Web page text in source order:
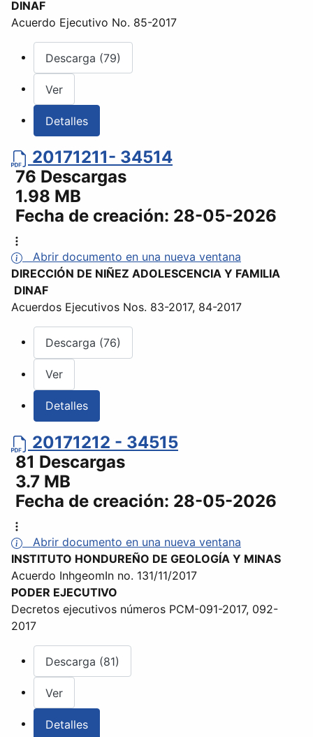
DINAF
Acuerdo Ejecutivo No. 85-2017
Descarga (79)
Ver
Detalles
20171211- 34514
76 Descargas
1.98 MB
Fecha de creación: 28-05-2026
Abrir documento en una nueva ventana
DIRECCIÓN DE NIÑEZ ADOLESCENCIA Y FAMILIA
DINAF
Acuerdos Ejecutivos Nos. 83-2017, 84-2017
Descarga (76)
Ver
Detalles
20171212 - 34515
81 Descargas
3.7 MB
Fecha de creación: 28-05-2026
Abrir documento en una nueva ventana
INSTITUTO HONDUREÑO DE GEOLOGÍA Y MINAS
Acuerdo InhgeomIn no. 131/11/2017
PODER EJECUTIVO
Decretos ejecutivos números PCM-091-2017, 092-
2017
Descarga (81)
Ver
Detalles